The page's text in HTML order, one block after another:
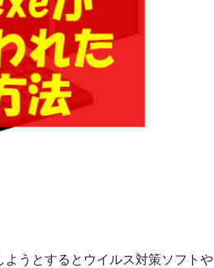
うとするとウイルス対策ソフトや